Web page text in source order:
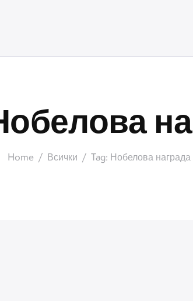
Home Всички Tag: Нобелова награда